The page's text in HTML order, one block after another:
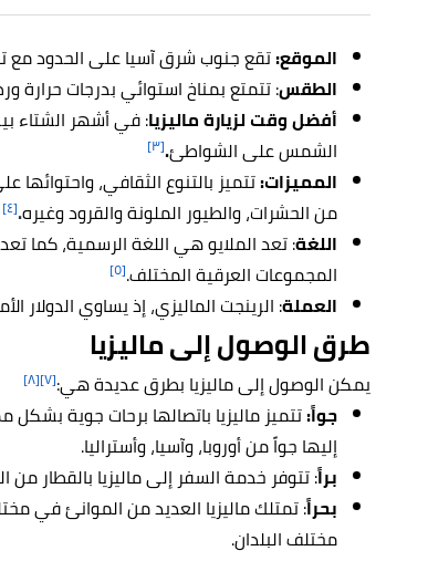
الموقع:تقع جنوب شرق آسيا على الحدود مع
الطقس: تتمتع بمناخ استوائي بدرجات حرارة
أفضل وقت لزيارة ماليزيا: في أشهر الشتاء
الشمس على الشواطئ.[٣]
المميزات:تتميز بالتنوع الثقافي، واحتوائها
من الحشرات، والطيور الملونة والقرود وغيره.[٤]
اللغة:تعد الملايو هي اللغة الرسمية، كما
المجموعات العرقية المختلف.[٥]
العملة: الرينجت الماليزي، إذ يساوي الدولار
طرق الوصول إلى ماليزيا
يمكن الوصول إلى ماليزيا بطرق عديدة هي:[٧] [٨]
جواً:تتميز ماليزيا باتصالها برحات جوية
إليها جواً من أوروبا، وآسيا، وأستراليا.
براً: تتوفر خدمة السفر إلى ماليزيا بالقطار من
بحراً: تمتلك ماليزيا العديد من الموانئ في
مختلف البلدان.